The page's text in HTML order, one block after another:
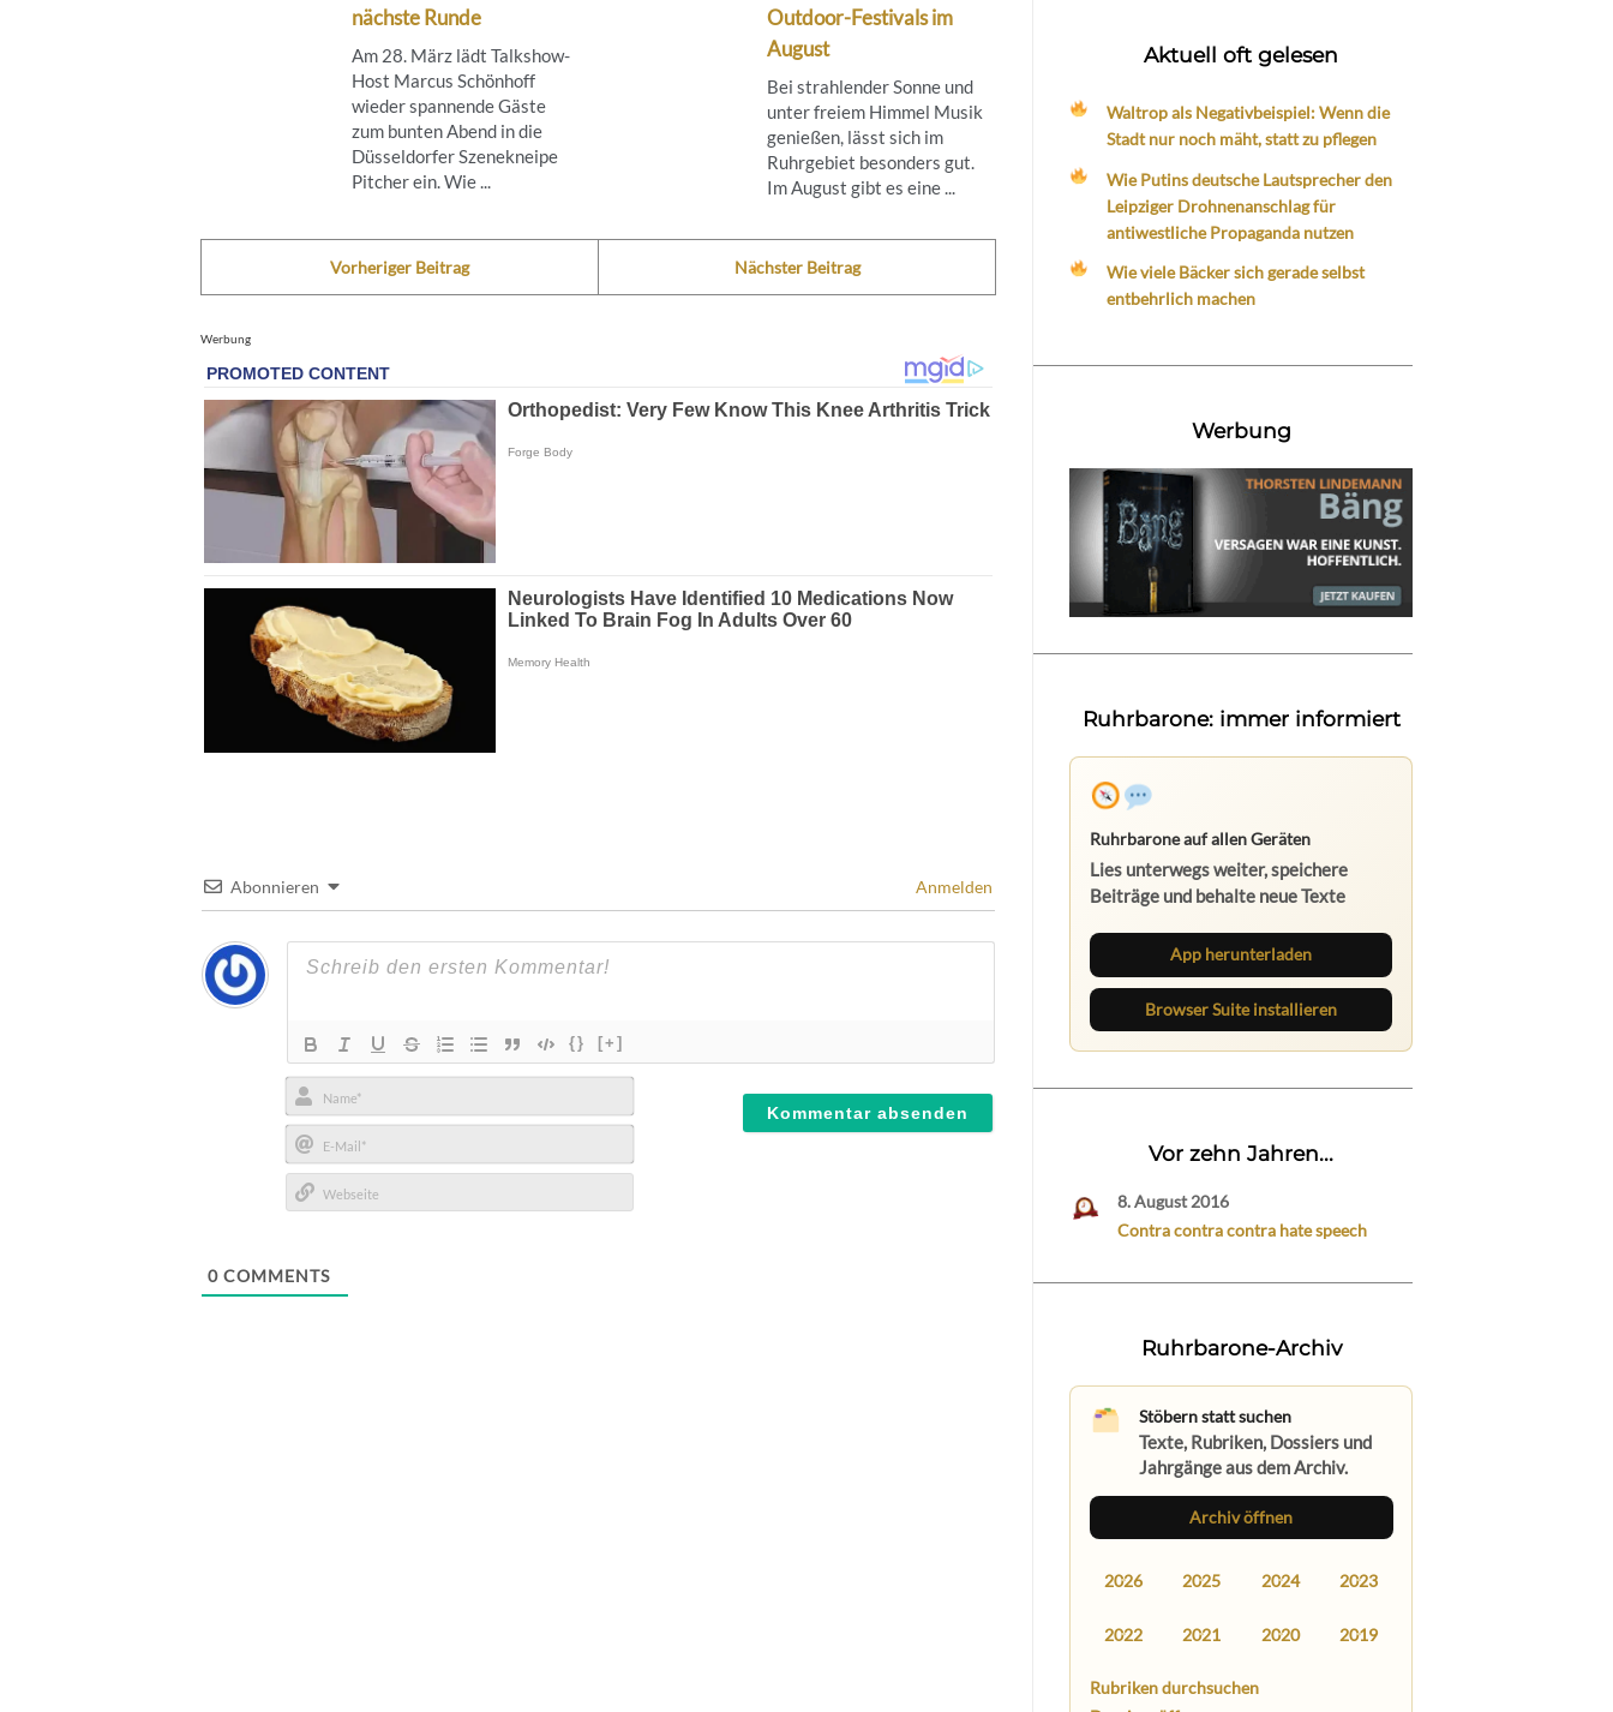
nächste Runde
Am 28. März lädt Talkshow-
Host Marcus Schönhoff
wieder spannende Gäste
zum bunten Abend in die
Düsseldorfer Szenekneipe
Pitcher ein. Wie ...
Outdoor-Festivals im
August
Bei strahlender Sonne und
unter freiem Himmel Musik
genießen, lässt sich im
Ruhrgebiet besonders gut.
Im August gibt es eine ...
Vorheriger Beitrag Nächster Beitrag
Werbung
Abonnieren Anmelden
{} [+]
Name*
E-
Mail*
0 COMMENTS
Aktuell oft gelesen
Waltrop als Negativbeispiel: Wenn die
Stadt nur noch mäht, statt zu pflegen
Wie Putins deutsche Lautsprecher den
Leipziger Drohnenanschlag für
antiwestliche Propaganda nutzen
Wie viele Bäcker sich gerade selbst
entbehrlich machen
Werbung
Ruhrbarone: immer informiert
Ruhrbarone auf allen Geräten
Lies unterwegs weiter, speichere
Beiträge und behalte neue Texte
App herunterladen
Browser Suite installieren
Vor zehn Jahren...
8. August 2016
Contra contra contra hate speech
Ruhrbarone-Archiv
Stöbern statt suchen
Texte, Rubriken, Dossiers und
Jahrgänge aus dem Archiv.
Archiv öffnen
2026 2025 2024 2023
2022 2021 2020 2019
Rubriken durchsuchen